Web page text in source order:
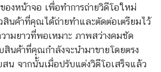
องหน้าจอ เพื่อทำการถ่ายวิดีโอใหม่
นค้าที่คุณได้ถ่ายทำและตัดต่อเตรียมไว้
ามยาวที่พอเหมาะ ภาพสว่างคมชัด
สินค้าที่คุณกำลังจะนำมาขายโดยตรง
น จากนั้นเมื่อปรับแต่งวิดีโอเสร็จแล้ว